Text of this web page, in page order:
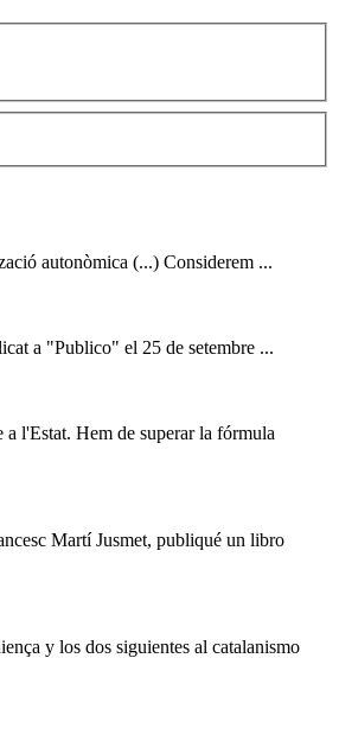
autonòmica (...) Considerem ...
a "Publico" el 25 de setembre ...
l'Estat. Hem de superar la fórmula
Martí Jusmet, publiqué un libro
y los dos siguientes al catalanismo